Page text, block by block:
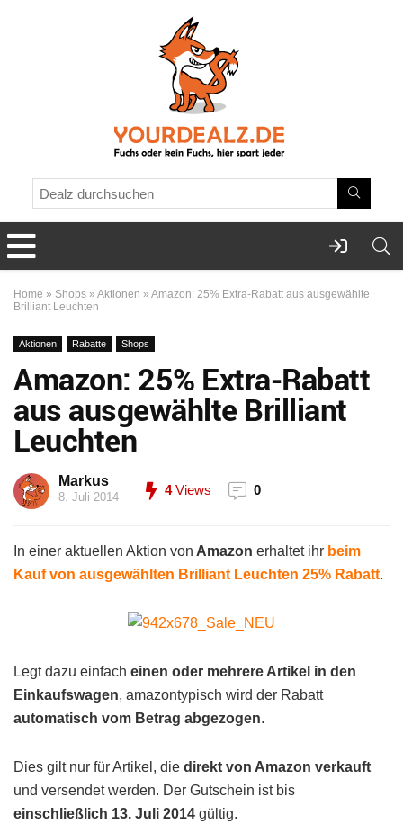
Home » Shops » Aktionen » Amazon: 25% Extra-Rabatt aus ausgewählte
Brilliant Leuchten
Aktionen Rabatte Shops
Amazon: 25% Extra-Rabatt
aus ausgewählte Brilliant
Leuchten
Markus
8. Juli 2014 4Views 0
In einer aktuellen Aktion von Amazon erhaltet ihr beim
Kauf von ausgewählten Brilliant Leuchten 25% Rabatt.
Legt dazu einfach einen oder mehrere Artikel in den
Einkaufswagen, amazontypisch wird der Rabatt
automatisch vom Betrag abgezogen.
Dies gilt nur für Artikel, die direkt von Amazon verkauft
und versendet werden. Der Gutschein ist bis
einschließlich 13. Juli 2014 gültig.